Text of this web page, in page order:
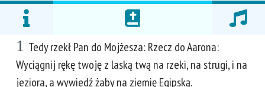
1 Tedy rzekł Pan do Mojżesza: Rzecz do Aarona:
Wyciągnij rękę twoję z laską twą na rzeki, na strugi, i na
jeziora, a wywiedź żaby na ziemię Egipską.